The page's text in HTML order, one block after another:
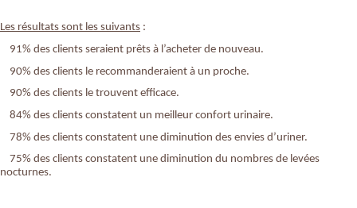
Les résultats sont les suivants :
91% des clients seraient prêts à l’acheter de nouveau.
90% des clients le recommanderaient à un proche.
90% des clients le trouvent efficace.
84% des clients constatent un meilleur confort urinaire.
78% des clients constatent une diminution des envies d’uriner.
75% des clients constatent une diminution du nombres de levées
nocturnes.